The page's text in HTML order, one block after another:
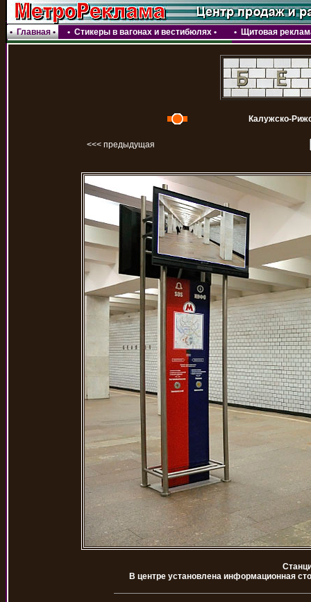
•Главная• • Стикеры в вагонах и вестибюлях • • Щитовая
Калужско-
<<< предыдущая
В центре установлена информационная